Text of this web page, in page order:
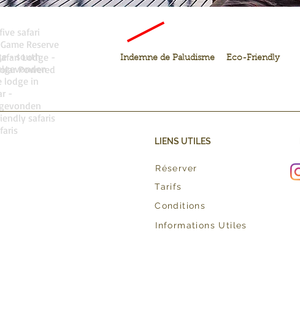
safari
Reserve
- south
lodge in
-
safaris
Indemne de Paludisme Eco-Friendly
LIENS UTILES
Réserver
Tarifs
Conditions
Informations Utiles
Lodge -
Powered